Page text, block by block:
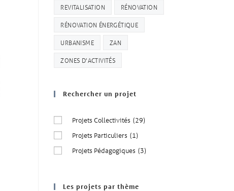
REVITALISATION RÉNOVATION
RÉNOVATION ÉNERGÉTIQUE
URBANISME ZAN
ZONES D'ACTIVITÉS
Rechercher un projet
Projets Collectivités (29)
Projets Particuliers (1)
Projets Pédagogiques (3)
Les projets par thème